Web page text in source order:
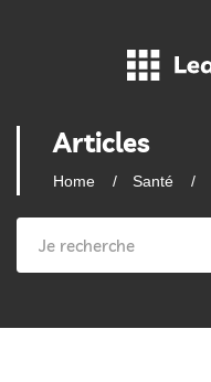
Articles
Home Santé